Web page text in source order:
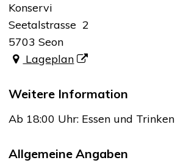
Konservi
Seetalstrasse 2
5703 Seon
Lageplan
Weitere Information
Ab 18:00 Uhr: Essen und Trinken
Allgemeine Angaben